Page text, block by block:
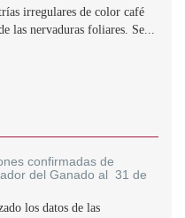
irregulares de color café
las nervaduras foliares. Se...
confirmadas de
del Ganado al 31 de
los datos de las